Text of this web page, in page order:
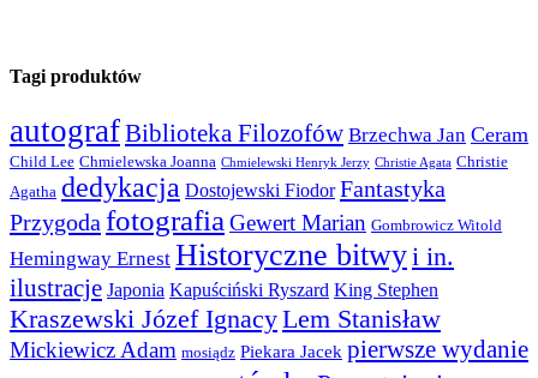
Tagi produktów
autografBiblioteka Filozofów Brzechwa Jan Ceram
Child Lee Chmielewska Joanna Chmielewski Henryk Jerzy Christie Agata Christie
Agatha dedykacja Dostojewski Fiodor Fantastyka
Przygodafotografia Gewert Marian Gombrowicz Witold
Hemingway Ernest Historyczne bitwyi in.
ilustracje Japonia Kapuściński Ryszard King Stephen
Kraszewski Józef IgnacyLem Stanisław
Mickiewicz Adam mosiądz Piekara Jacek pierwsze wydanie